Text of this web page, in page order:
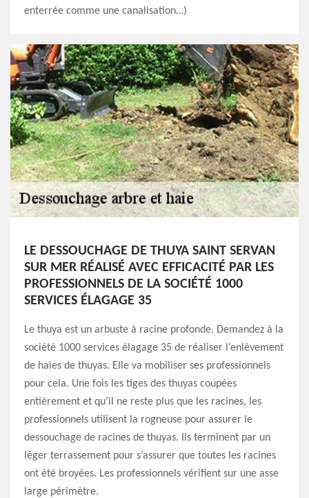
enterrée comme une canalisation…)
LE DESSOUCHAGE DE THUYA SAINT SERVAN
SUR MER RÉALISÉ AVEC EFFICACITÉ PAR LES
PROFESSIONNELS DE LA SOCIÉTÉ 1000
SERVICES ÉLAGAGE 35
Le thuya est un arbuste à racine profonde. Demandez à la
société 1000 services élagage 35 de réaliser l’enlèvement
de haies de thuyas. Elle va mobiliser ses professionnels
pour cela. Une fois les tiges des thuyas coupées
entièrement et qu’il ne reste plus que les racines, les
professionnels utilisent la rogneuse pour assurer le
dessouchage de racines de thuyas. Ils terminent par un
léger terrassement pour s’assurer que toutes les racines
ont été broyées. Les professionnels vérifient sur une asse
large périmètre.